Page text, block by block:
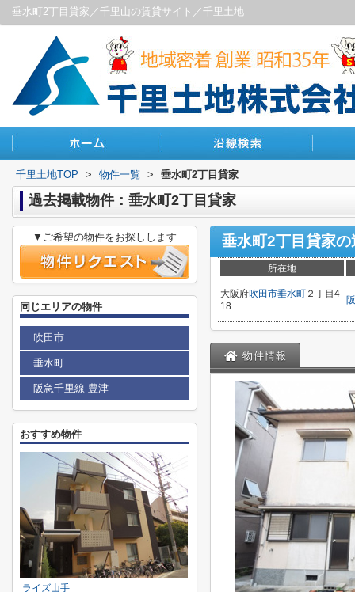
垂水町2丁目貸家／千里山の賃貸サイト／千里土地
千里土地TOP > 物件一覧 > 垂水町2丁目貸家
過去掲載物件：垂水町2丁目貸家
垂水町2丁目貸家の
所在地
大阪府吹田市垂水町 ２丁目4-
18
物件情報
▼ご希望の物件をお探しします
同じエリアの物件
吹田市
垂水町
阪急千里線 豊津
おすすめ物件
ライズ山手